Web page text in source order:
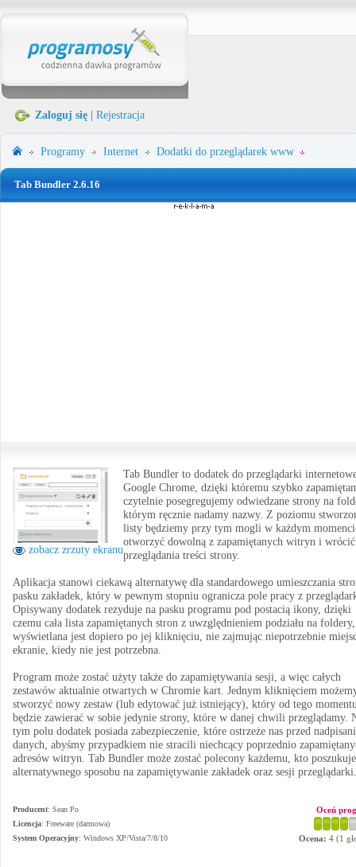
Zaloguj się Rejestracja
Programy Internet Dodatki do przeglądarek www
Tab Bundler 2.6.16
zobacz zrzuty ekranu
Tab Bundler to dodatek do przeglądarki
Google Chrome, dzięki któremu szybko
czytelnie posegregujemy odwiedzane strony na
którym ręcznie nadamy nazwy. Z poziomu
listy będziemy przy tym mogli w każdym
otworzyć dowolną z zapamiętanych witryn i
przeglądania treści strony.
Aplikacja stanowi ciekawą alternatywę dla standardowego umieszczania
pasku zakładek, który w pewnym stopniu ogranicza pole pracy z
Opisywany dodatek rezyduje na pasku programu pod postacią ikony, dzięki
czemu cała lista zapamiętanych stron z uwzględnieniem podziału na foldery,
wyświetlana jest dopiero po jej kliknięciu, nie zajmując niepotrzebnie
ekranie, kiedy nie jest potrzebna.
Program może zostać użyty także do zapamiętywania sesji, a więc całych
zestawów aktualnie otwartych w Chromie kart. Jednym kliknięciem
stworzyć nowy zestaw (lub edytować już istniejący), który od tego
będzie zawierać w sobie jedynie strony, które w danej chwili przeglądamy.
tym polu dodatek posiada zabezpieczenie, które ostrzeże nas przed
danych, abyśmy przypadkiem nie stracili niechcący poprzednio
adresów witryn. Tab Bundler może zostać polecony każdemu, kto poszukuje
alternatywnego sposobu na zapamiętywanie zakładek oraz sesji przeglądarki.
Producent: Sean Po
Licencja: Freeware (darmowa)
System Operacyjny: Windows XP/Vista/7/8/10
Oceń
Ocena: 4 (1